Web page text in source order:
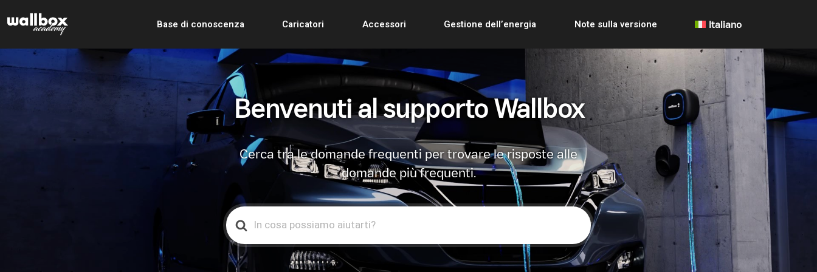
Base di conoscenza Caricatori Accessori Gestione dell’energia Note sulla versione Italiano
Benvenuti al supporto Wallbox
Cerca tra le domande frequenti per trovare le risposte alle
domande più frequenti.
Search
For